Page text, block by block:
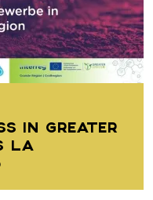
IN GREATER
LA